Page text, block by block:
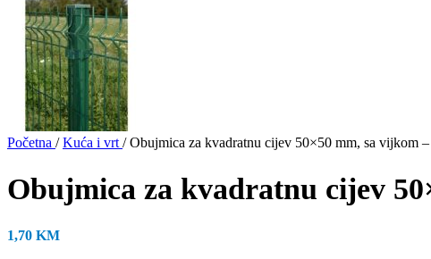
Početna / Kuća i vrt / Obujmica za kvadratnu cijev 50×50 mm, sa vijkom –
Obujmica za kvadratnu cijev
1,70 KM